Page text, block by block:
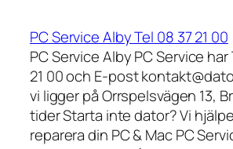
PC Service Alby Tel 08 37 21 00
PC Service Alby PC Service
21 00 och E-post
vi ligger på Orrspelsvägen 13,
tider Starta inte dator? Vi
reparera din PC & Mac PC